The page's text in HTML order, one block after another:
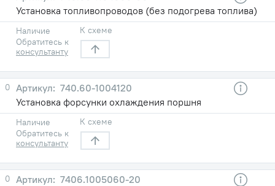
Установка топливопроводов (без подогрева топлива)
Наличие
Обратитесь к
консультанту
К схеме
0
740.60-1004120
Установка форсунки охлаждения поршня
Наличие
Обратитесь к
консультанту
К схеме
0
7406.1005060-20